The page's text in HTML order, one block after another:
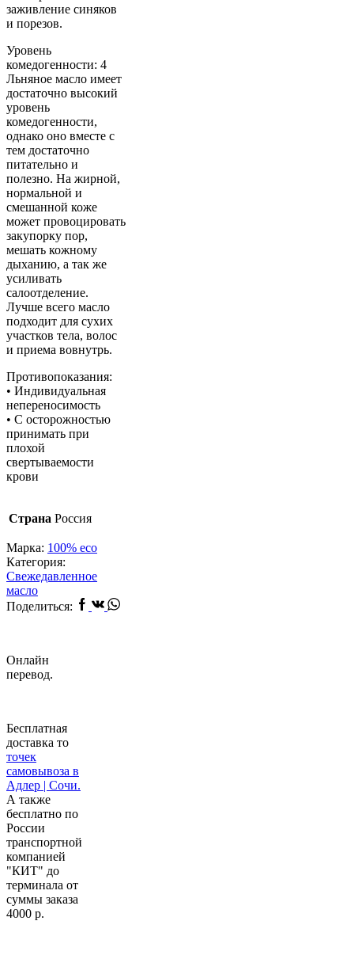
заживление синяков
и порезов.
Уровень
комедогенности: 4
Льняное масло имеет
достаточно высокий
уровень
комедогенности,
однако оно вместе с
тем достаточно
питательно и
полезно. На жирной,
нормальной и
смешанной коже
может провоцировать
закупорку пор,
мешать кожному
дыханию, а так же
усиливать
салоотделение.
Лучше всего масло
подходит для сухих
участков тела, волос
и приема вовнутрь.
Противопоказания:
• Индивидуальная
непереносимость
• С осторожностью
принимать при
плохой
свертываемости
крови
Страна Россия
Марка: 100% eco
Категория:
Свежедавленное
масло
Поделиться: Facebook
Vk Whatsapp
Онлайн
перевод.
Бесплатная
доставка то
точек
самовывоза в
Адлер | Сочи.
А также
бесплатно по
России
транспортной
компанией
"КИТ" до
терминала от
суммы заказа
4000 р.